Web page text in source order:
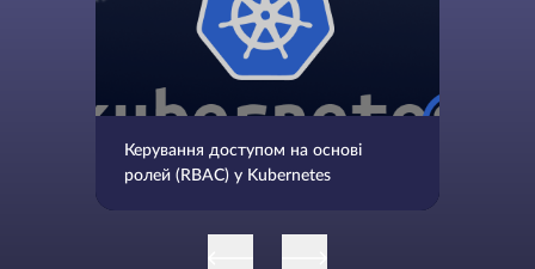
Керування доступом на основі
ролей (RBAC) у Kubernetes